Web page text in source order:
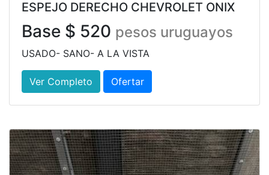
ESPEJO DERECHO CHEVROLET ONIX
Base $ 520 pesos uruguayos
USADO- SANO- A LA VISTA
Ver Completo Ofertar